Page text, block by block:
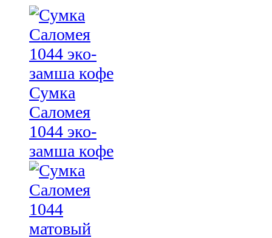
Сумка
Саломея
1044 эко-
замша кофе